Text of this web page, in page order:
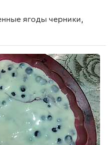
ягоды черники,